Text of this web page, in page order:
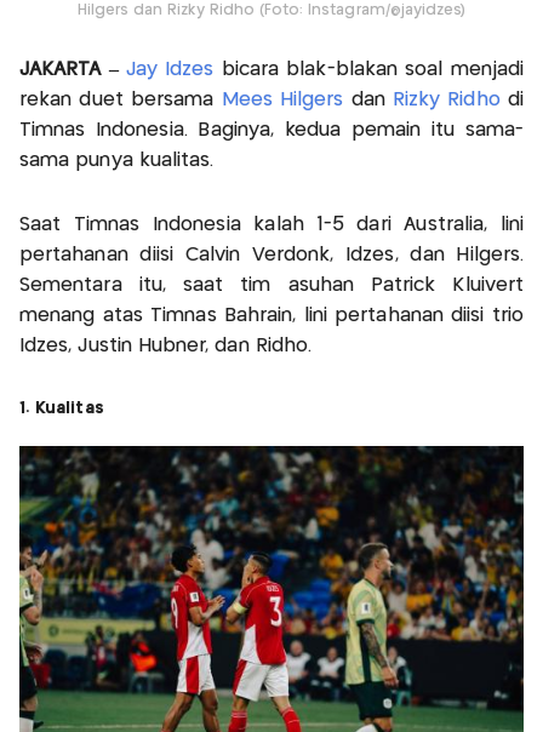
Hilgers dan Rizky Ridho (Foto: Instagram/@jayidzes)
JAKARTA – Jay Idzes
bicara blak-blakan soal menjadi
rekan duet bersama
Mees Hilgers dan Rizky Ridhodi
Timnas Indonesia. Baginya, kedua pemain itu sama-
sama punya kualitas.
Saat Timnas Indonesia kalah 1-5 dari Australia, lini
pertahanan diisi Calvin Verdonk, Idzes, dan Hilgers.
Sementara itu, saat tim asuhan Patrick Kluivert
menang atas Timnas Bahrain, lini pertahanan diisi trio
Idzes, Justin Hubner, dan Ridho.
1. Kualitas